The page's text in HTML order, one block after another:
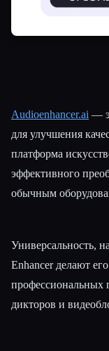
Audioenhancer.ai —
для улучшения
платформа
эффективного
обычным
Универсальность,
Enhancer делают
профессиональных
дикторов и